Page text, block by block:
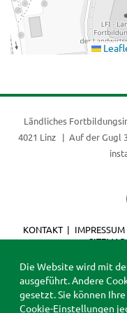
Ländliches
4021 Linz
Auf der Gugl
KONTAKT IMPRESSUM
SITEMAP
Die Website wird mit
ausgeführt. Andere
gesetzt. Sie können
Cookie-Einstellungen